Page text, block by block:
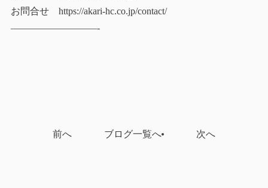
お問合せ https://akari-hc.co.jp/contact/
—————————-
前へ ブログ一覧へ 次へ